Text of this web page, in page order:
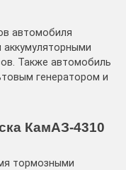
автомобиля
Также автомобиль
генератором и
КамАЗ-4310
тормозными